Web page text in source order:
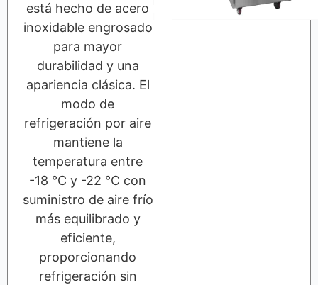
está hecho de acero
inoxidable engrosado
para mayor
durabilidad y una
apariencia clásica. El
modo de
refrigeración por aire
mantiene la
temperatura entre
-18 ℃ y -22 ℃ con
suministro de aire frío
más equilibrado y
eficiente,
proporcionando
refrigeración sin